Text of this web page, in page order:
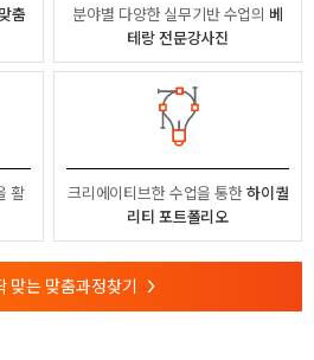
맞춤
분야별 다양한 실무기반 수업의 베
테랑 전문강사진
활
크리에이티브한 수업을 통한하이퀄
리티 포트폴리오
맞는 맞춤과정찾기 >